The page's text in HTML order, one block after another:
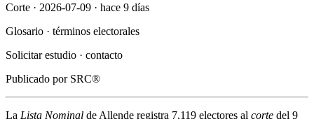
Corte · 2026-07-09 · hace 9 días
Glosario · términos electorales
Solicitar estudio · contacto
Publicado por SRC®
La Lista Nominal de Allende registra 7,119 electores al corte del 9